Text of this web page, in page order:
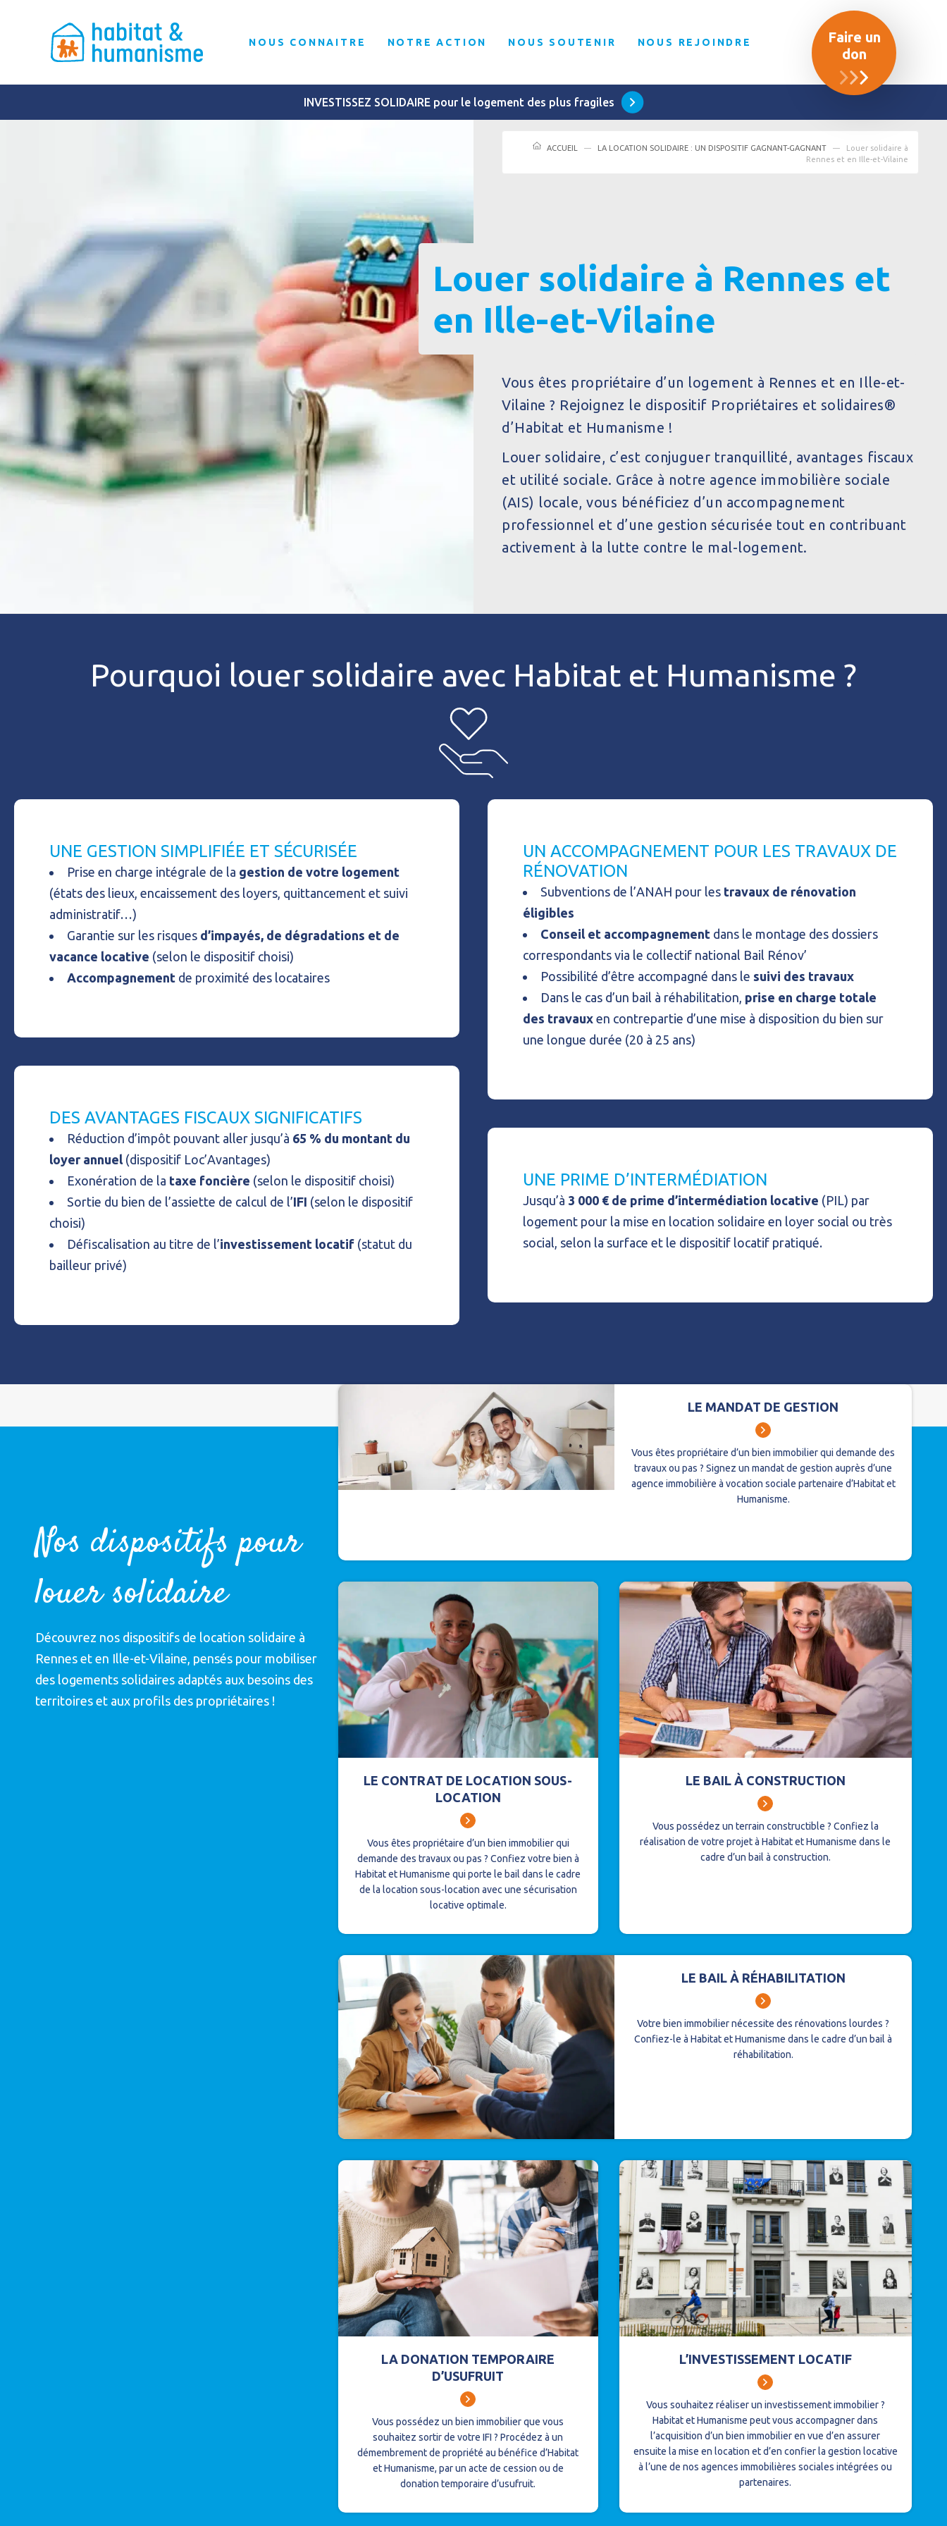
NOUS CONNAITRE NOTRE ACTION NOUS SOUTENIR NOUS REJOINDRE
Faire un
don
INVESTISSEZ SOLIDAIRE pour le logement des plus fragiles
ACCUEIL LA LOCATION SOLIDAIRE : UN DISPOSITIF GAGNANT-GAGNANT
Louer solidaire à
Rennes et en Ille-et-Vilaine
Louer solidaire à Rennes et
en Ille-et-Vilaine
Vous êtes propriétaire d’un logement à Rennes et en Ille-et-
Vilaine ? Rejoignez le dispositif Propriétaires et solidaires®
d’Habitat et Humanisme !
Louer solidaire, c’est conjuguer tranquillité, avantages fiscaux
et utilité sociale. Grâce à notre agence immobilière sociale
(AIS) locale, vous bénéficiez d’un accompagnement
professionnel et d’une gestion sécurisée tout en contribuant
activement à la lutte contre le mal-logement.
Pourquoi louer solidaire avec Habitat et Humanisme ?
UNE GESTION SIMPLIFIÉE ET SÉCURISÉE
Prise en charge intégrale de la gestion de votre logement
(états des lieux, encaissement des loyers, quittancement et suivi
administratif…)
Garantie sur les risques d’impayés, de dégradations et de
vacance locative (selon le dispositif choisi)
Accompagnement de proximité des locataires
DES AVANTAGES FISCAUX SIGNIFICATIFS
Réduction d’impôt pouvant aller jusqu’à 65 % du montant du
loyer annuel (dispositif Loc’Avantages)
Exonération de la taxe foncière (selon le dispositif choisi)
Sortie du bien de l’assiette de calcul de l’IFI (selon le dispositif
choisi)
Défiscalisation au titre de l’investissement locatif (statut du
bailleur privé)
UN ACCOMPAGNEMENT POUR LES TRAVAUX DE
RÉNOVATION
Subventions de l’ANAH pour les travaux de rénovation
éligibles
Conseil et accompagnement dans le montage des dossiers
correspondants via le collectif national Bail Rénov’
Possibilité d’être accompagné dans le suivi des travaux
Dans le cas d’un bail à réhabilitation, prise en charge totale
des travaux en contrepartie d’une mise à disposition du bien sur
une longue durée (20 à 25 ans)
UNE PRIME D’INTERMÉDIATION
Jusqu’à 3 000 € de prime d’intermédiation locative (PIL) par
logement pour la mise en location solidaire en loyer social ou très
social, selon la surface et le dispositif locatif pratiqué.
Nos dispositifs pour
louer solidaire
Découvrez nos dispositifs de location solidaire à
Rennes et en Ille-et-Vilaine, pensés pour mobiliser
des logements solidaires adaptés aux besoins des
territoires et aux profils des propriétaires !
LE MANDAT DE GESTION
Vous êtes propriétaire d’un bien immobilier qui demande des
travaux ou pas ?Signez un mandat de gestion auprès d’une
agence immobilière à vocation sociale partenaire d’Habitat et
Humanisme.
LE CONTRAT DE LOCATION SOUS-
LOCATION
Vous êtes propriétaire d’un bien immobilier qui
demande des travaux ou pas ? Confiez votre bien à
Habitat et Humanisme qui porte le bail dans le cadre
de la location sous-location avec une sécurisation
locative optimale.
LE BAIL À CONSTRUCTION
Vous possédez un terrain constructible ? Confiez la
réalisation de votre projet à Habitat et Humanisme dans le
cadre d’un bail à construction.
LE BAIL À RÉHABILITATION
Votre bien immobilier nécessite des rénovations lourdes ?
Confiez-le à Habitat et Humanisme dans le cadre d’un bail à
réhabilitation.
LA DONATION TEMPORAIRE
D’USUFRUIT
Vous possédez un bien immobilier que vous
souhaitez sortir de votre IFI ? Procédez à un
démembrement de propriété au bénéfice d’Habitat
et Humanisme, par un acte de cession ou de
donation temporaire d’usufruit.
L’INVESTISSEMENT LOCATIF
Vous souhaitez réaliser un investissement immobilier ?
Habitat et Humanisme peut vous accompagner dans
l’acquisition d’un bien immobilier en vue d’en assurer
ensuite la mise en location et d’en confier la gestion locative
à l’une de nos agences immobilières sociales intégrées ou
partenaires.